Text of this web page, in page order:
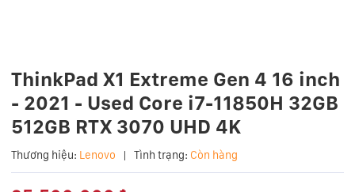
ThinkPad X1 Extreme Gen 4 16 inch
- 2021 - Used Core i7-11850H 32GB
512GB RTX 3070 UHD 4K
Thương hiệu: Lenovo | Tình trạng: Còn hàng